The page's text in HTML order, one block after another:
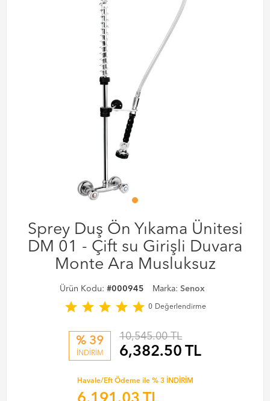
Sprey Duş Ön Yıkama Ünitesi
DM 01 - Çift su Girişli Duvara
Monte Ara Musluksuz
Ürün Kodu: #000945 Marka: Senox
star star star star star 0 Değerlendirme
% 39
İNDİRİM
10,545.00 TL
6,382.50 TL
Havale/Eft Ödeme ile % 3 İNDİRİM